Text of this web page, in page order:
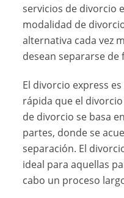
servicios de divorcio
modalidad de
alternativa cada vez
desean separarse
El divorcio express
rápida que el
de divorcio se basa
partes, donde se
separación. El
ideal para aquellas
cabo un proceso